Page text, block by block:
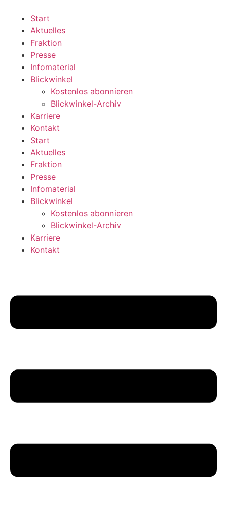
wechseln
Start
Aktuelles
Fraktion
Presse
Infomaterial
Blickwinkel
Kostenlos abonnieren
Blickwinkel-Archiv
Karriere
Kontakt
Start
Aktuelles
Fraktion
Presse
Infomaterial
Blickwinkel
Kostenlos abonnieren
Blickwinkel-Archiv
Karriere
Kontakt